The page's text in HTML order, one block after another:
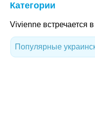
Категории
Vivienne встречается
Популярные